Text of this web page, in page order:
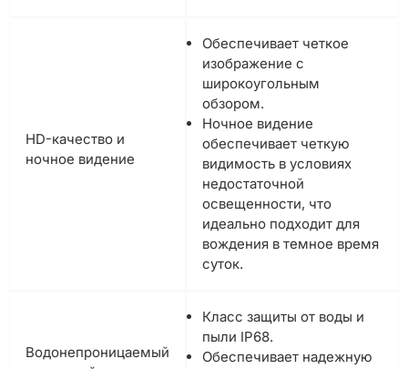
HD-качество и
ночное видение
Обеспечивает четкое
изображение с
широкоугольным
обзором.
Ночное видение
обеспечивает четкую
видимость в условиях
недостаточной
освещенности, что
идеально подходит для
вождения в темное время
суток.
Водонепроницаемый
Класс защиты от воды и
пыли IP68.
Обеспечивает надежную